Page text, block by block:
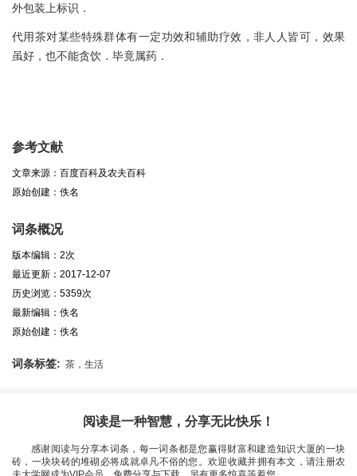
外包装上标识．
代用茶对某些特殊群体有一定功效和辅助疗效，非人人皆可，效果
虽好，也不能贪饮．毕竟属药．
参考文献
文章来源：百度百科及农夫百科
原始创建：佚名
词条概况
版本编辑：2次
最近更新：2017-12-07
历史浏览：5359次
最新编辑：佚名
原始创建：佚名
词条标签: 茶，生活
阅读是一种智慧，分享无比快乐！
感谢阅读与分享本词条，每一词条都是您赢得财富和建造知识大厦的一块
砖，一块块砖的堆砌必将成就卓凡不俗的您。欢迎收藏并拥有本文，请注册农